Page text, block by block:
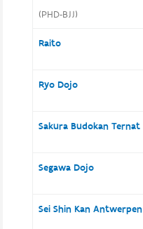
(PHD-BJJ)
Raito
Ryo Dojo
Sakura Budokan Ternat
Segawa Dojo
Sei Shin Kan Antwerpen